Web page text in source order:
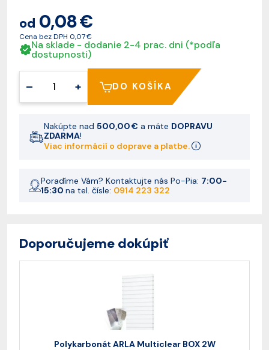
od 0,08 €
Cena bez DPH 0,07 €
Na sklade - dodanie 2-4 prac. dni (*podľa
dostupnosti)
– + DO KOŠÍKA
Nakúpte nad 500,00 € a máte DOPRAVU
ZDARMA!
Viac informácií o doprave a platbe.
Poradíme Vám? Kontaktujte nás Po-Pia: 7:00-
15:30 na tel. čísle: 0914 223 322
Doporučujeme dokúpiť
Polykarbonát ARLA Multiclear BOX 2W